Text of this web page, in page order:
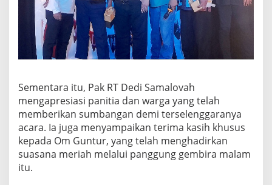
Sementara itu, Pak RT Dedi Samalovah
mengapresiasi panitia dan warga yang telah
memberikan sumbangan demi terselenggaranya
acara. Ia juga menyampaikan terima kasih khusus
kepada Om Guntur, yang telah menghadirkan
suasana meriah melalui panggung gembira malam
itu.